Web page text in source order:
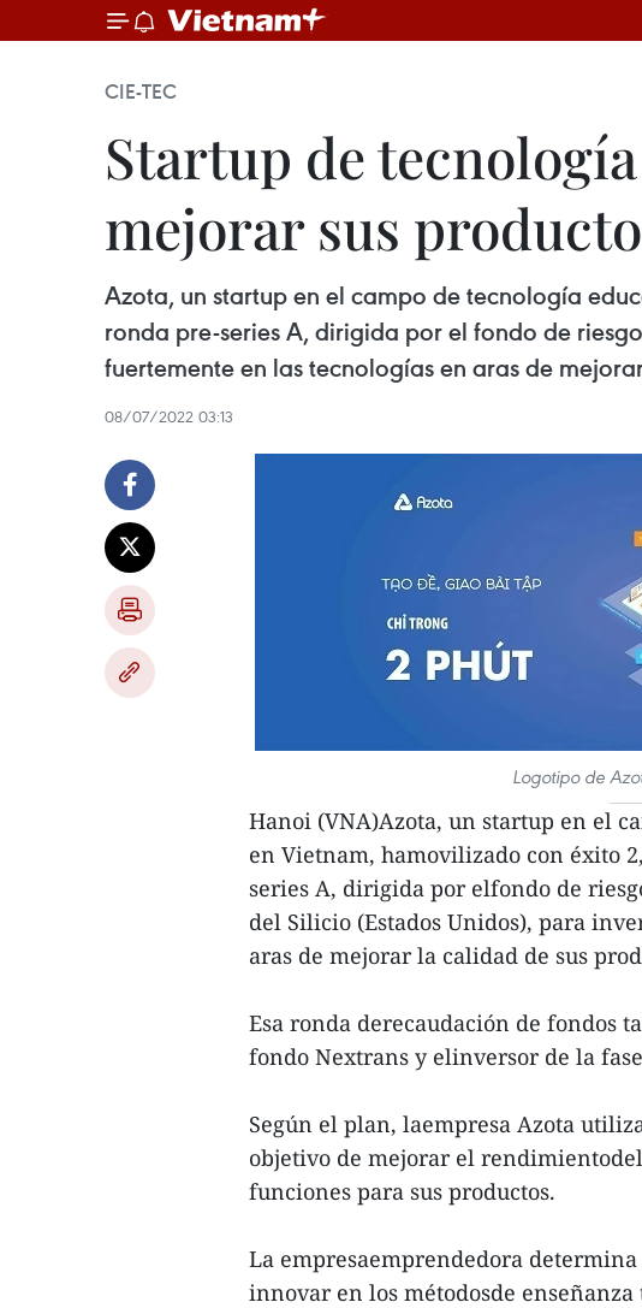
CIE-TEC
Startup de
mejorar sus
Azota, un startup en el campo de tecnología
ronda pre-series A, dirigida por el fondo de
fuertemente en las tecnologías en aras de
08/07/2022 03:13
Logotipo de
Hanoi (VNA)Azota, un startup en el
en Vietnam, hamovilizado con éxito
series A, dirigida por elfondo de
del Silicio (Estados Unidos), para
aras de mejorar la calidad de sus
Esa ronda derecaudación de fondos
fondo Nextrans y elinversor de la
Según el plan, laempresa Azota
objetivo de mejorar el
funciones para sus productos.
La empresaemprendedora
innovar en los métodosde